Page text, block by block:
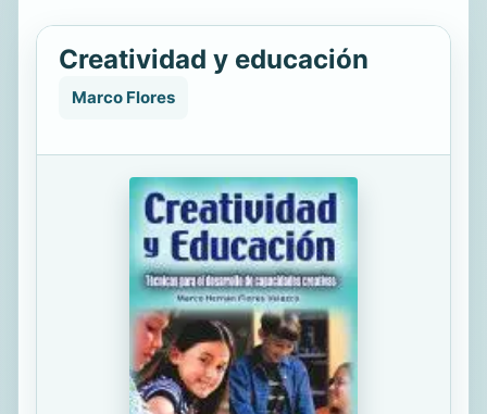
Creatividad y educación
Marco Flores